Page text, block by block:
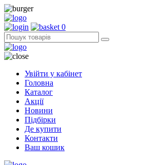
0
Увійти у кабінет
Головна
Каталог
Акції
Новини
Підбірки
Де купити
Контакти
Ваш кошик